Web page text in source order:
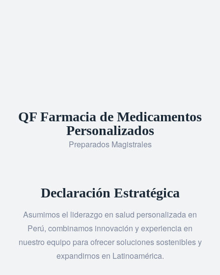
QF Farmacia de Medicamentos
Personalizados
Preparados Magistrales
Declaración Estratégica
Asumimos el liderazgo en salud personalizada en
Perú, combinamos innovación y experiencia en
nuestro equipo para ofrecer soluciones sostenibles y
expandirnos en Latinoamérica.